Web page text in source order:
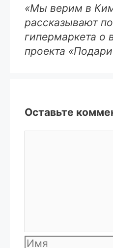
«Мы верим в
рассказывают
гипермаркета о
проекта
Оставьте
Имя